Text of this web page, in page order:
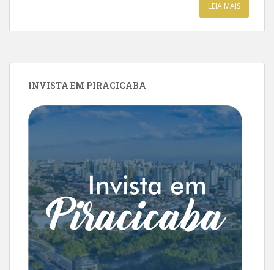
LEIA MAIS
INVISTA EM PIRACICABA